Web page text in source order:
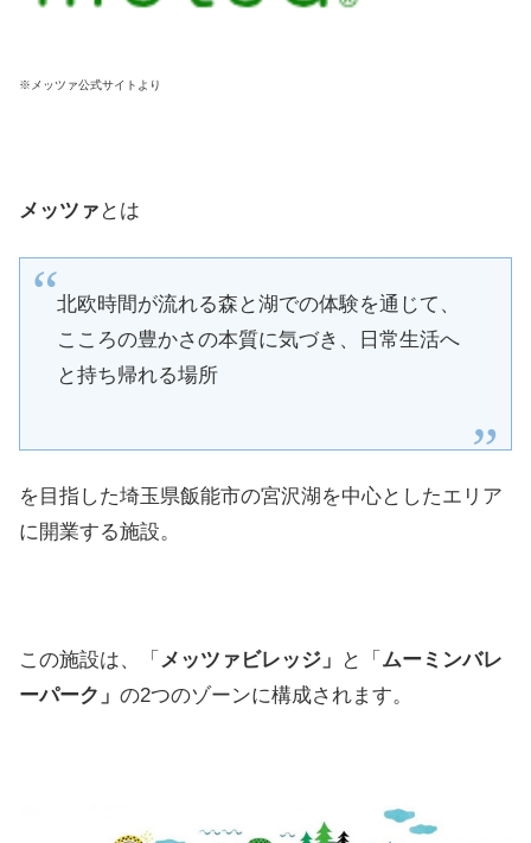
※メッツァ公式サイトより
メッツァ とは
北欧時間が流れる森と湖での体験を通じて、
こころの豊かさの本質に気づき、日常生活へ
と持ち帰れる場所
を目指した埼玉県飯能市の宮沢湖を中心としたエリア
に開業する施設。
この施設は、「 メッツァビレッジ」 と「 ムーミンバレ
ーパーク」 の2つのゾーンに構成されます。